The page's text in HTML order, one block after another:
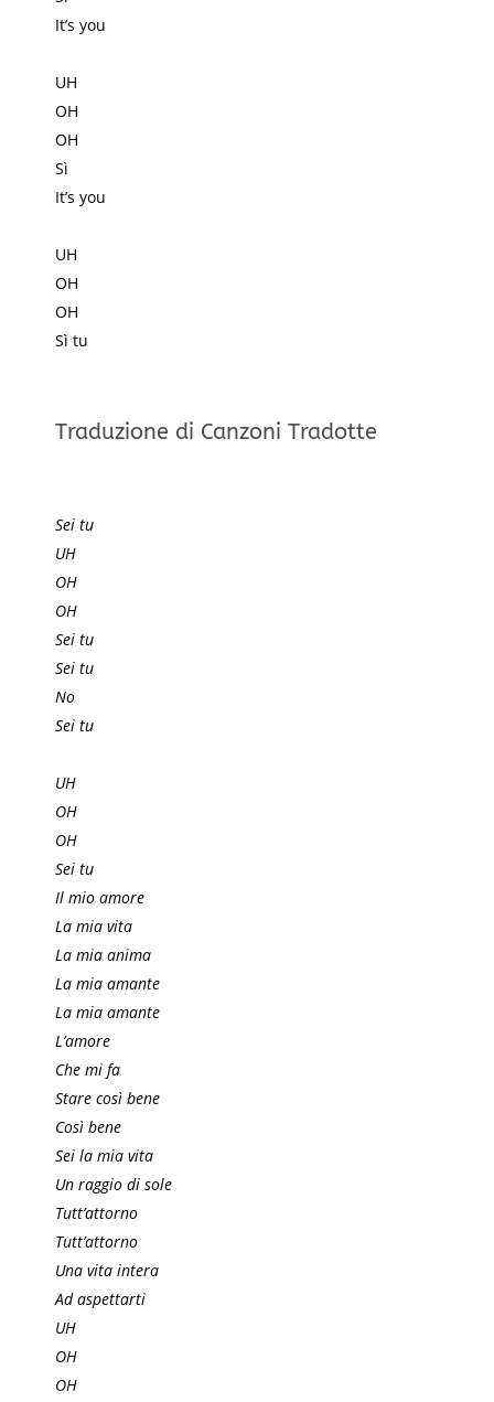
It’s you
UH
OH
OH
Sì
It’s you
UH
OH
OH
Sì tu
Traduzione di Canzoni Tradotte
Sei tu
UH
OH
OH
Sei tu
Sei tu
No
Sei tu
UH
OH
OH
Sei tu
Il mio amore
La mia vita
La mia anima
La mia amante
La mia amante
L’amore
Che mi fa
Stare così bene
Così bene
Sei la mia vita
Un raggio di sole
Tutt’attorno
Tutt’attorno
Una vita intera
Ad aspettarti
UH
OH
OH